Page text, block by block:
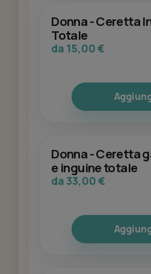
Donna - Ceretta
Totale
da 15,00 €
Donna - Ceretta
e inguine totale
da 33,00 €